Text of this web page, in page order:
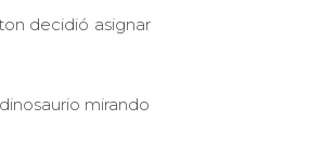
decidió asignar
mirando